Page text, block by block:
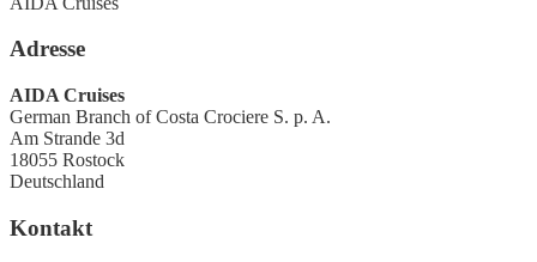
Adresse
AIDA Cruises
German Branch of Costa Crociere S. p. A.
Am Strande 3d
18055 Rostock
Deutschland
Kontakt